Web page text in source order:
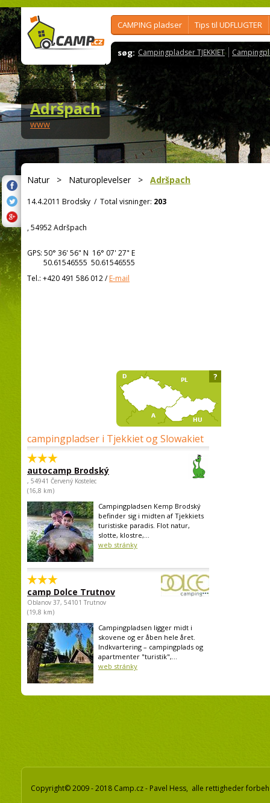
CAMPING pladser Tips til UDFLUGTER
søg: Campingpladser TJEKKIET
Adršpach
www
Natur> Naturoplevelser> Adršpach
14.4.2011 Brodsky / Total visninger: 203
, 54952 Adršpach
GPS: 50° 36' 56" N 16° 07' 27" E
50.61546555 50.61546555
Tel.: +420 491 586 012/E-mail
campingpladser i Tjekkiet og Slowakiet
autocamp Brodský
, 54941 Červený Kostelec
(16,8 km)
Campingpladsen Kemp Brodský
befinder sig i midten af Tjekkiets
turistiske paradis. Flot natur,
slotte, klostre,...
web stránky
camp Dolce Trutnov
Oblanov 37, 54101 Trutnov
(19,8 km)
Campingpladsen ligger midt i
skovene og er åben hele året.
Indkvartering – campingplads og
apartmenter "turistik",...
web stránky
?
Copyright© 2009 - 2018 Camp.cz - Pavel Hess, alle rettigheder